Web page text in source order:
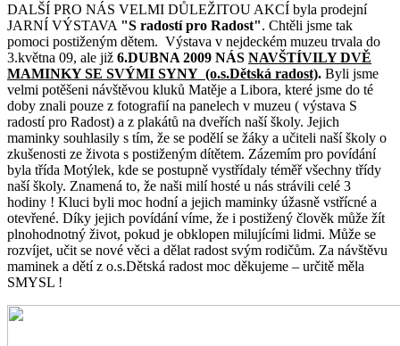
DALŠÍ PRO NÁS VELMI DŮLEŽITOU AKCÍ byla prodejní
JARNÍ VÝSTAVA "S radostí pro Radost". Chtěli jsme tak
pomoci postiženým dětem. Výstava v nejdeckém muzeu trvala do
3.května 09, ale již 6.DUBNA 2009 NÁS NAVŠTÍVILY DVĚ
MAMINKY SE SVÝMI SYNY (o.s.Dětská radost). Byli jsme
velmi potěšeni návštěvou kluků Matěje a Libora, které jsme do té
doby znali pouze z fotografií na panelech v muzeu ( výstava S
radostí pro Radost) a z plakátů na dveřích naší školy. Jejich
maminky souhlasily s tím, že se podělí se žáky a učiteli naší školy o
zkušenosti ze života s postiženým dítětem. Zázemím pro povídání
byla třída Motýlek, kde se postupně vystřídaly téměř všechny třídy
naší školy. Znamená to, že naši milí hosté u nás strávili celé 3
hodiny ! Kluci byli moc hodní a jejich maminky úžasně vstřícné a
otevřené. Díky jejich povídání víme, že i postižený člověk může žít
plnohodnotný život, pokud je obklopen milujícími lidmi. Může se
rozvíjet, učit se nové věci a dělat radost svým rodičům. Za návštěvu
maminek a dětí z o.s.Dětská radost moc děkujeme – určitě měla
SMYSL !